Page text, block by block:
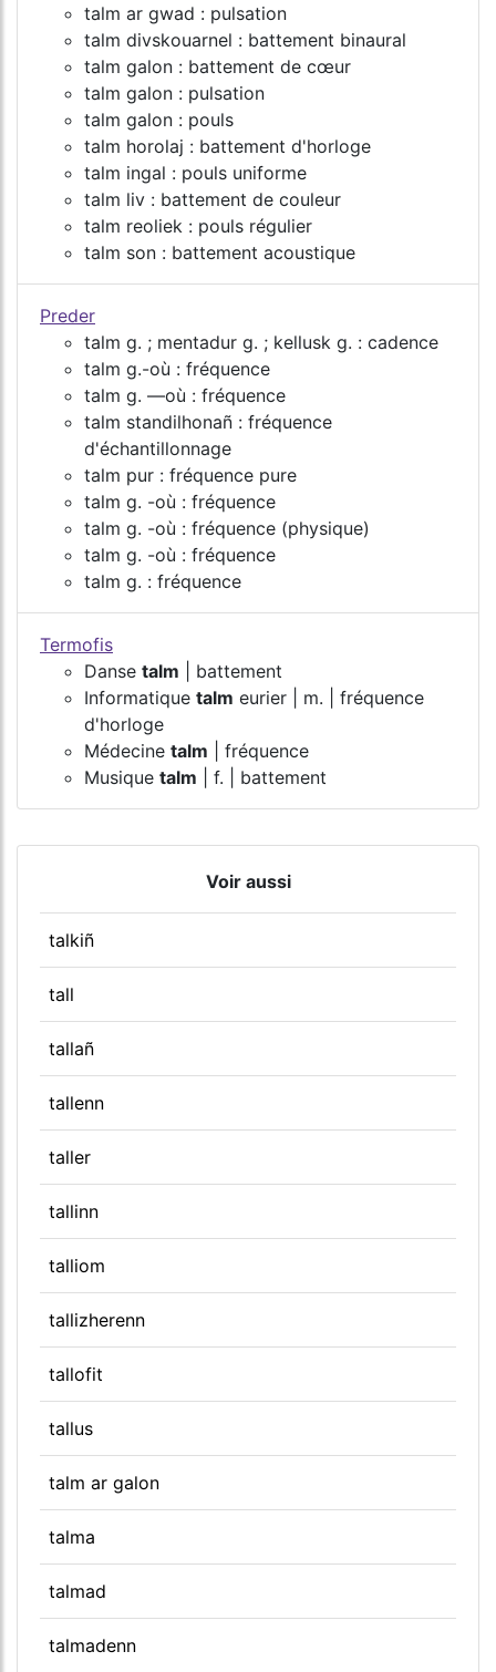
talm ar gwad : pulsation
talm divskouarnel : battement binaural
talm galon : battement de cœur
talm galon : pulsation
talm galon : pouls
talm horolaj : battement d'horloge
talm ingal : pouls uniforme
talm liv : battement de couleur
talm reoliek : pouls régulier
talm son : battement acoustique
Preder
talm g. ; mentadur g. ; kellusk g. : cadence
talm g.-où : fréquence
talm g. ―où : fréquence
talm standilhonañ : fréquence
d'échantillonnage
talm pur : fréquence pure
talm g. -où : fréquence
talm g. -où : fréquence (physique)
talm g. -où : fréquence
talm g. : fréquence
Termofis
Danse talm | battement
Informatique talm eurier | m. | fréquence
d'horloge
Médecine talm | fréquence
Musique talm | f. | battement
Voir aussi
talkiñ
tall
tallañ
tallenn
taller
tallinn
talliom
tallizherenn
tallofit
tallus
talm ar galon
talma
talmad
talmadenn